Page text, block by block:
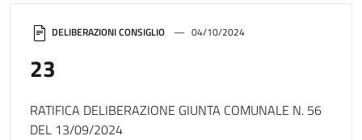
DELIBERAZIONI CONSIGLIO 04/10/2024
23
RATIFICA DELIBERAZIONE GIUNTA COMUNALE N. 56
DEL 13/09/2024